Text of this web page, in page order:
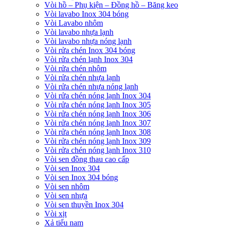
Vòi hồ – Phụ kiện – Đồng hồ – Băng keo
Vòi lavabo Inox 304 bóng
Vòi Lavabo nhôm
Vòi lavabo nhựa lạnh
Vòi lavabo nhựa nóng lạnh
Vòi rửa chén Inox 304 bóng
Vòi rửa chén lạnh Inox 304
Vòi rửa chén nhôm
Vòi rửa chén nhựa lạnh
Vòi rửa chén nhựa nóng lạnh
Vòi rửa chén nóng lạnh Inox 304
Vòi rửa chén nóng lạnh Inox 305
Vòi rửa chén nóng lạnh Inox 306
Vòi rửa chén nóng lạnh Inox 307
Vòi rửa chén nóng lạnh Inox 308
Vòi rửa chén nóng lạnh Inox 309
Vòi rửa chén nóng lạnh Inox 310
Vòi sen đồng thau cao cấp
Vòi sen Inox 304
Vòi sen Inox 304 bóng
Vòi sen nhôm
Vòi sen nhựa
Vòi sen thuyền Inox 304
Vòi xịt
Xả tiểu nam